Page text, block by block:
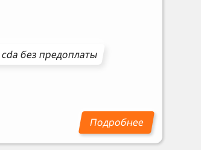
cdaбез предоплаты